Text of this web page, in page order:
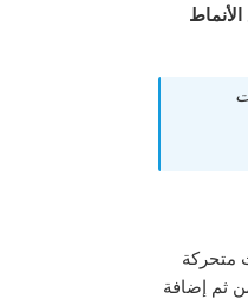
الأنماط
متحركة
ثم إضافة